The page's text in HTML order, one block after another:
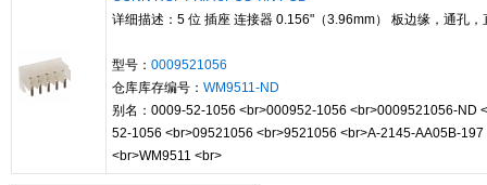
详细描述：5 位 插座 连接器 0.156"（3.96mm） 板边缘，通孔，
型号： 0009521056
仓库库存编号： WM9511-ND
别名：0009-52-1056 <br>000952-1056 <br>0009521056-ND
52-1056 <br>09521056 <br>9521056 <br>A-2145-AA05B-197
<br>WM9511 <br>